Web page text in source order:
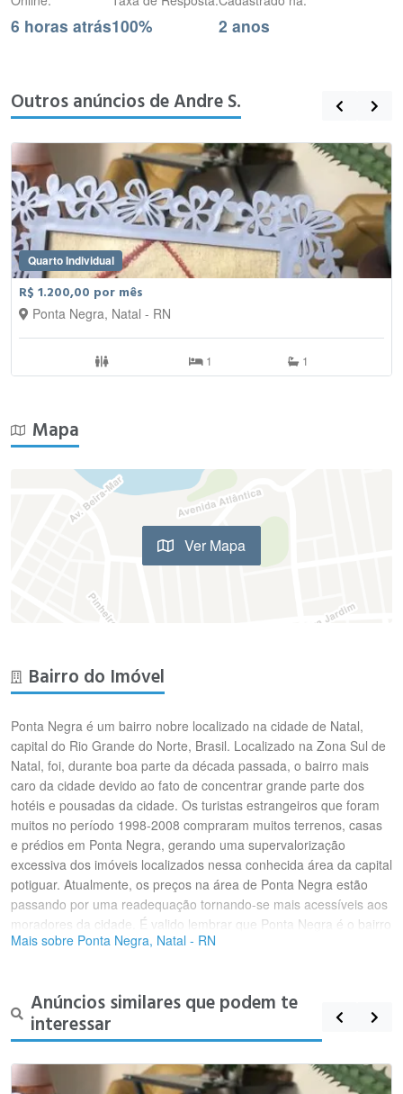
6 horas atrás100% 2 anos
Outros anúncios de Andre S.
Quarto Individual
R$ 1.200,00 por mês
Ponta Negra, Natal - RN
1 1
Mapa
Ver Mapa
Bairro do Imóvel
Ponta Negra é um bairro nobre localizado na cidade de Natal,
capital do Rio Grande do Norte, Brasil. Localizado na Zona Sul de
Natal, foi, durante boa parte da década passada, o bairro mais
caro da cidade devido ao fato de concentrar grande parte dos
hotéis e pousadas da cidade. Os turistas estrangeiros que foram
muitos no período 1998-2008 compraram muitos terrenos, casas
e prédios em Ponta Negra, gerando uma supervalorização
excessiva dos imóveis localizados nessa conhecida área da capital
potiguar. Atualmente, os preços na área de Ponta Negra estão
passando por uma readequação tornando-se mais acessíveis aos
moradores da cidade. É valido lembrar que Ponta Negra é o bairro
mais visitado da cidade do Natal por causa da praia homônima e
população residente em 2007 era de 24.013 habitantes, tendo
uma densidade demográfica de 33,96 habitantes por km
quadrado.Uma das primeiras referências históricas a Ponta Negra
é a descrição do período da ocupação holandesa, em 1633, na
Cartografia do Rio Grande do Norte. Após a Segunda Guerra
Mais sobre Ponta Negra, Natal - RN
Anúncios similares que podem te
interessar